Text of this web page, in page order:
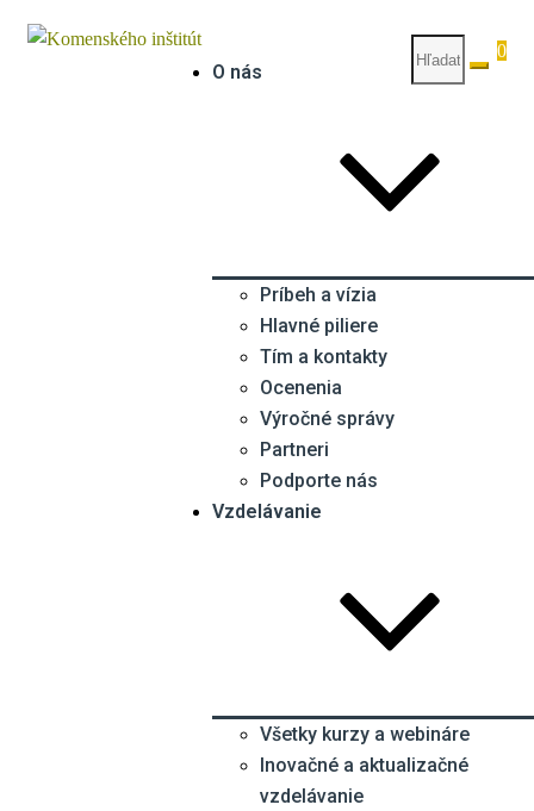
O nás
Príbeh a vízia
Hlavné piliere
Tím a kontakty
Ocenenia
Výročné správy
Partneri
Podporte nás
Vzdelávanie
Všetky kurzy a webináre
Inovačné a aktualizačné
vzdelávanie
0